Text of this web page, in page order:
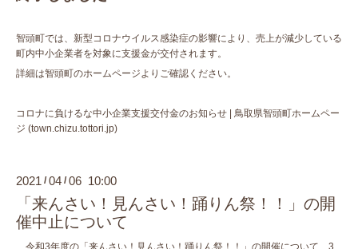
智頭町では、新型コロナウイルス感染症の影響により、売上が減少している
町内中小企業者を対象に支援金が交付されます。
詳細は智頭町のホームページよりご確認ください。
コロナに負けるな中小企業支援交付金のお知らせ | 鳥取県智頭町ホームペー
ジ (town.chizu.tottori.jp)
2021 /04 /06 10:00
「来んさい！見んさい！踊りん祭！！」の開
催中止について
令和3年度の「来んさい！見んさい！踊りん祭！！」の開催について、3